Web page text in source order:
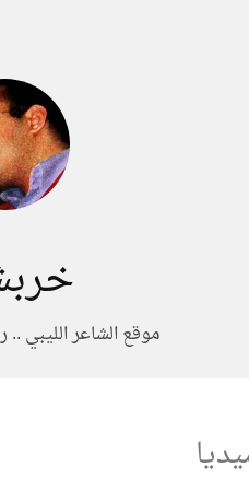
موقع الشاعر الليبي